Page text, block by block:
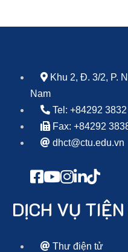
Khu 2, Đ. 3/2, P.
Nam
Tel: +84292
Fax: +84292
dhct@ctu.edu.vn
DỊCH VỤ TIỆN
Thư điện tử